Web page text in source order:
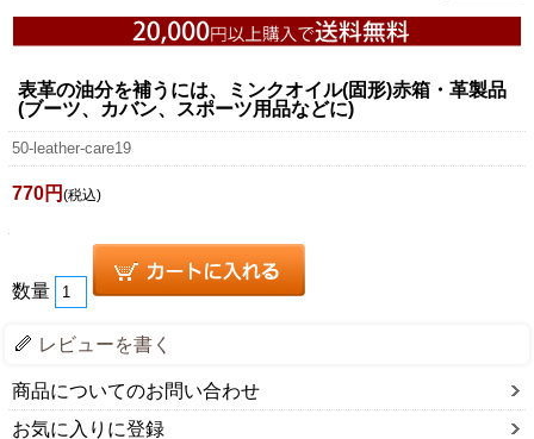
表革の油分を補うには、ミンクオイル(固形)赤箱・革製品
(ブーツ、カバン、スポーツ用品などに)
50-leather-care19
770円 (税込)
数量
レビューを書く
商品についてのお問い合わせ
お気に入りに登録